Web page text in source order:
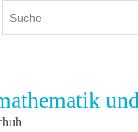
Weiterbildung